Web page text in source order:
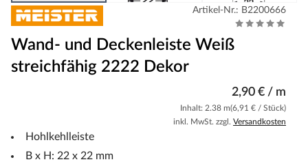
Artikel-Nr.: B2200666
Wand- und Deckenleiste Weiß
streichfähig 2222 Dekor
2,90 € / m
Inhalt: 2.38 m(6,91 € / Stück)
inkl. MwSt. zzgl. Versandkosten
Hohlkehlleiste
B x H: 22 x 22 mm